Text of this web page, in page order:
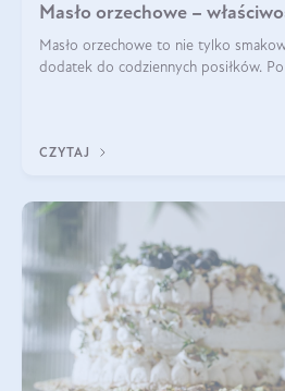
Masło orzechowe –
Masło orzechowe to nie tylko
dodatek do codziennych posiłków.
CZYTAJ